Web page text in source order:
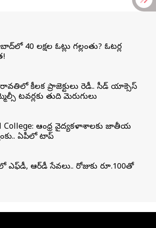
40 లక్షల ఓట్లు గల్లంతు? ఓటర్ల
కీలక ప్రాజెక్టులు రెడీ.. సీడ్‌ యాక్సెస్‌
టవర్లకు తుది మెరుగులు
College: ఆంధ్ర వైద్యకళాశాలకు జాతీయ
ఏపీలో టాప్
ఎఫ్‌డీ, ఆర్‌డీ సేవలు.. రోజుకు రూ.100తో